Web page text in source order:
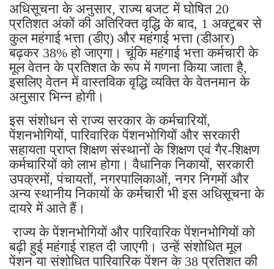
अधिसूचना के अनुसार, राज्य बजट में घोषित 20
प्रतिशत अंकों की अतिरिक्त वृद्धि के बाद, 1 अक्टूबर से
कुल महंगाई भत्ता (डीए) और महंगाई भत्ता (डीआर)
बढ़कर 38% हो जाएगा। चूंकि महंगाई भत्ता कर्मचारी के
मूल वेतन के प्रतिशत के रूप में गणना किया जाता है,
इसलिए वेतन में वास्तविक वृद्धि व्यक्ति के वेतनमान के
अनुसार भिन्न होगी।
इस संशोधन से राज्य सरकार के कर्मचारियों,
पेंशनभोगियों, पारिवारिक पेंशनभोगियों और सरकारी
सहायता प्राप्त शिक्षण संस्थानों के शिक्षण एवं गैर-शिक्षण
कर्मचारियों को लाभ होगा। वैधानिक निकायों, सरकारी
उपक्रमों, पंचायतों, नगरपालिकाओं, नगर निगमों और
अन्य स्थानीय निकायों के कर्मचारी भी इस अधिसूचना के
दायरे में आते हैं।
राज्य के पेंशनभोगियों और पारिवारिक पेंशनभोगियों को
बढ़ी हुई महंगाई राहत दी जाएगी। उन्हें संशोधित मूल
पेंशन या संशोधित पारिवारिक पेंशन के 38 प्रतिशत की